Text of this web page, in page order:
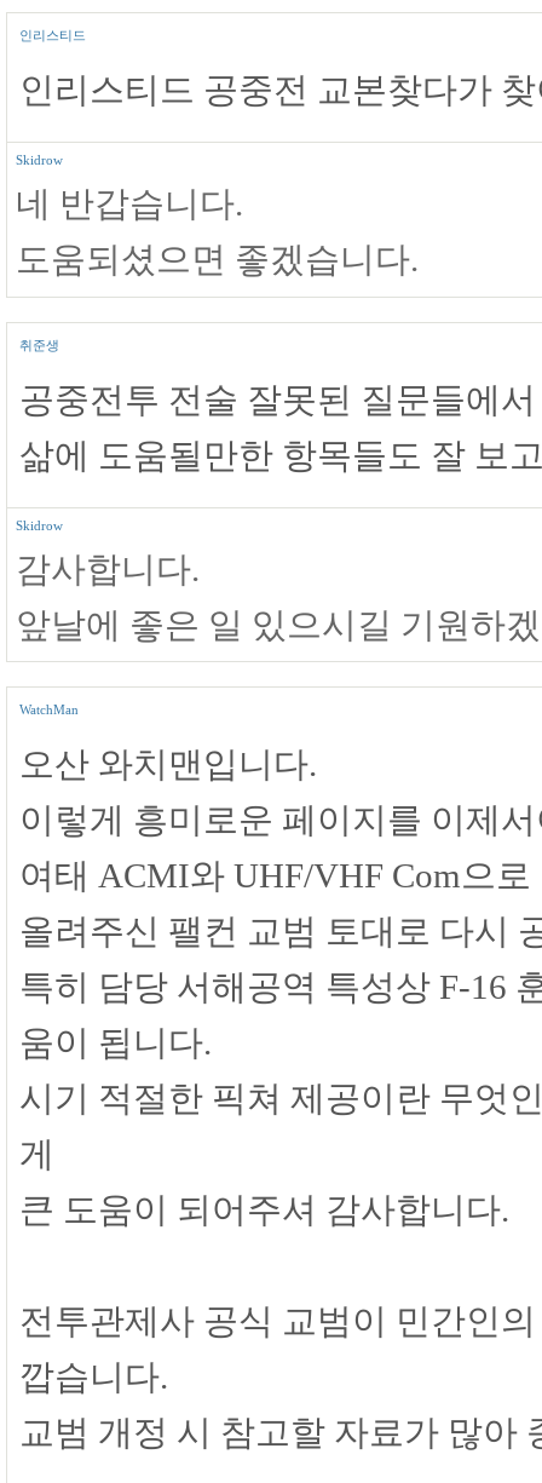
인리스티드
인리스티드 공중전 교본찾다가
Skidrow
네 반갑습니다.
도움되셨으면 좋겠습니다.
취준생
공중전투 전술 잘못된 질문들에서
삶에 도움될만한 항목들도 잘 보
Skidrow
감사합니다.
앞날에 좋은 일 있으시길 기원하
WatchMan
오산 와치맨입니다.
이렇게 흥미로운 페이지를 이제
여태 ACMI와 UHF/VHF Com으
올려주신 팰컨 교범 토대로 다시
특히 담당 서해공역 특성상 F-16
움이 됩니다.
시기 적절한 픽쳐 제공이란 무엇
게
큰 도움이 되어주셔 감사합니다.
전투관제사 공식 교범이 민간인
깝습니다.
교범 개정 시 참고할 자료가 많아